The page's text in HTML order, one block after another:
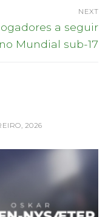
NEXT
a seguir
no Mundial sub-17
2026